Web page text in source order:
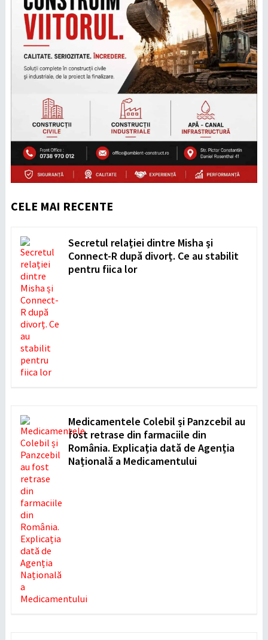
CELE MAI RECENTE
Secretul relației dintre Misha și
Connect-R după divorț. Ce au stabilit
pentru fiica lor
Medicamentele Colebil și Panzcebil au
fost retrase din farmaciile din
România. Explicația dată de Agenția
Națională a Medicamentului